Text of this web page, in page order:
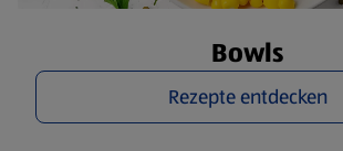
Bowls
Rezepte entdecken